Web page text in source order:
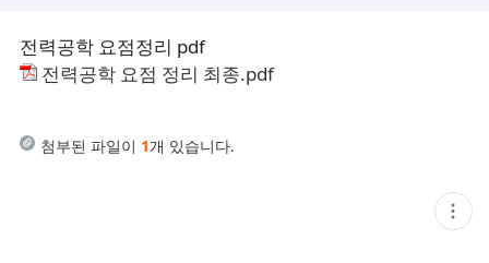
전력공학 요점정리 pdf
전력공학 요점 정리 최종.pdf
첨부된 파일이 1개 있습니다.
현
재